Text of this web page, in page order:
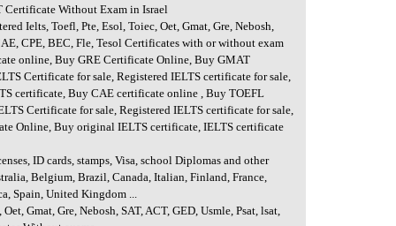
Certificate Without Exam in Israel
Ielts, Toefl, Pte, Esol, Toiec, Oet, Gmat, Gre, Nebosh,
CPE, BEC, Fle, Tesol Certificates with or without exam
online, Buy GRE Certificate Online, Buy GMAT
Certificate for sale, Registered IELTS certificate for sale,
certificate, Buy CAE certificate online , Buy TOEFL
Certificate for sale, Registered IELTS certificate for sale,
Online, Buy original IELTS certificate, IELTS certificate
ID cards, stamps, Visa, school Diplomas and other
Belgium, Brazil, Canada, Italian, Finland, France,
Spain, United Kingdom ...
Gmat, Gre, Nebosh, SAT, ACT, GED, Usmle, Psat, lsat,